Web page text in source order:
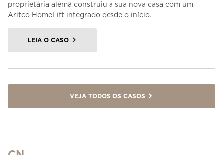
proprietária alemã construiu a sua nova casa com um
Aritco HomeLift integrado desde o início.
LEIA O CASO
VEJA TODOS OS CASOS